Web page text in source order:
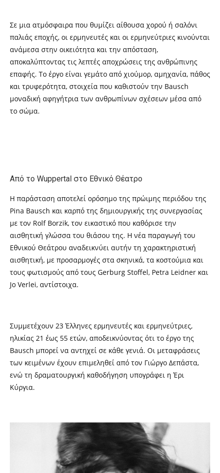
Σε μια ατμόσφαιρα που θυμίζει αίθουσα χορού ή σαλόνι
παλιάς εποχής, οι ερμηνευτές και οι ερμηνεύτριες κινούνται
ανάμεσα στην οικειότητα και την απόσταση,
αποκαλύπτοντας τις λεπτές αποχρώσεις της ανθρώπινης
επαφής. Το έργο είναι γεμάτο από χιούμορ, αμηχανία, πάθος
και τρυφερότητα, στοιχεία που καθιστούν την Bausch
μοναδική αφηγήτρια των ανθρωπίνων σχέσεων μέσα από
το σώμα.
Από το Wuppertal στο Εθνικό Θέατρο
Η παράσταση αποτελεί ορόσημο της πρώιμης περιόδου της
Pina Bausch και καρπό της δημιουργικής της συνεργασίας
με τον Rolf Borzik, τον εικαστικό που καθόρισε την
αισθητική γλώσσα του θιάσου της. Η νέα παραγωγή του
Εθνικού Θεάτρου αναδεικνύει αυτήν τη χαρακτηριστική
αισθητική, με προσαρμογές στα σκηνικά, τα κοστούμια και
τους φωτισμούς από τους Gerburg Stoffel, Petra Leidner και
Jo Verlei, αντίστοιχα.
Συμμετέχουν 23 Έλληνες ερμηνευτές και ερμηνεύτριες,
ηλικίας 21 έως 55 ετών, αποδεικνύοντας ότι το έργο της
Bausch μπορεί να αντηχεί σε κάθε γενιά. Οι μεταφράσεις
των κειμένων έχουν επιμεληθεί από τον Γιώργο Δεπάστα,
ενώ τη δραματουργική καθοδήγηση υπογράφει η Έρι
Κύργια.